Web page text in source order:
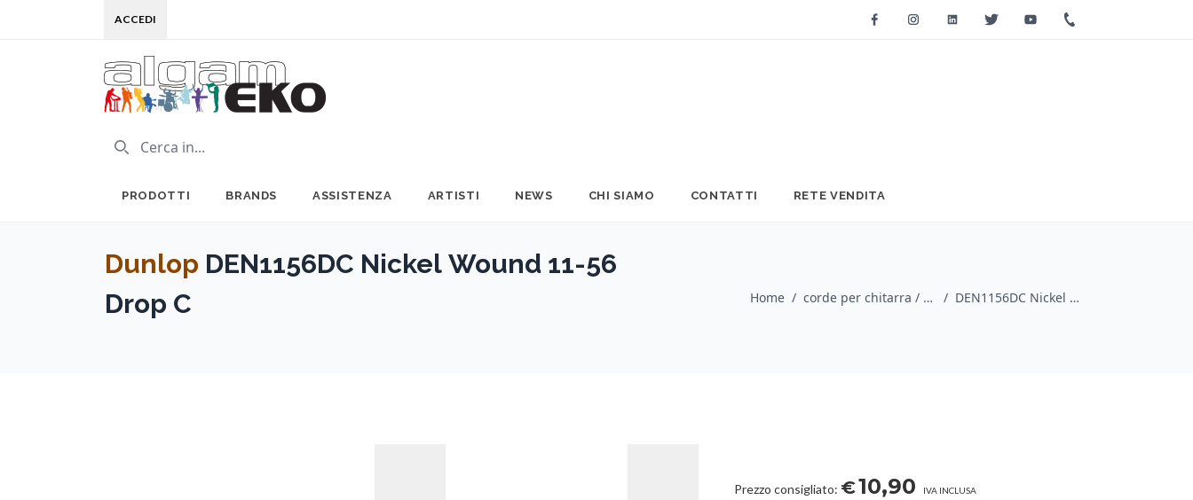
ACCEDI FacebookInstagramLinkedinTwitter Youtube
PRODOTTI BRANDS ASSISTENZA ARTISTI NEWS CHI SIAMO CONTATTI RETE VENDITA
Dunlop DEN1156DC Nickel Wound 11-56
Drop C
Home / corde per chitarra / Dunlop / DEN1156DC Nickel Wound 11-56 Drop C
Prezzo consigliato: €10,90 IVA INCLUSA